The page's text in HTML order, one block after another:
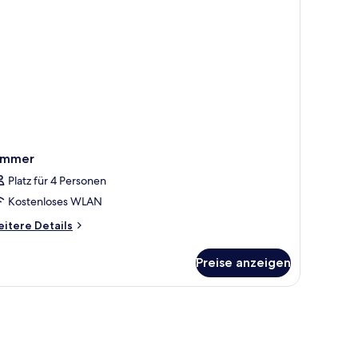
Platz für 4 Personen
Kostenloses WLAN
Details
Preise anzeigen